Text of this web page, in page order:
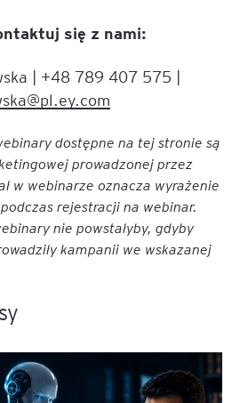
się z nami:
| +48 789 407 575 |
dostępne na tej stronie są
prowadzonej przez
w webinarze oznacza wyrażenie
rejestracji na webinar.
nie powstałyby, gdyby
kampanii we wskazanej